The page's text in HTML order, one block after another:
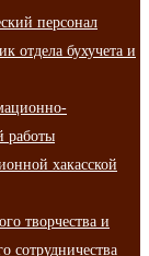
персонал
отдела бухучета и
работы
хакасской
творчества и
сотрудничества